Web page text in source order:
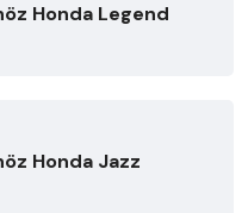
Honda Legend
Honda Jazz